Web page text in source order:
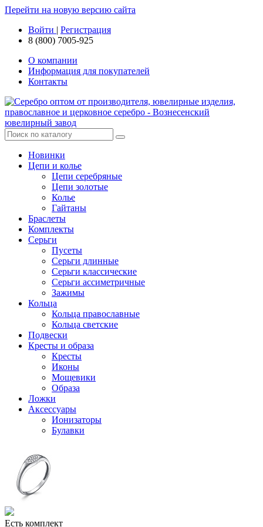
Перейти на новую версию сайта
Войти | Регистрация
8 (800) 7005-925
О компании
Информация для покупателей
Контакты
Новинки
Цепи и колье
Цепи серебряные
Цепи золотые
Колье
Гайтаны
Браслеты
Комплекты
Серьги
Пусеты
Серьги длинные
Серьги классические
Серьги ассиметричные
Зажимы
Кольца
Кольца православные
Кольца светские
Подвески
Кресты и образа
Кресты
Иконы
Мощевики
Образа
Ложки
Аксессуары
Ионизаторы
Булавки
Есть комплект